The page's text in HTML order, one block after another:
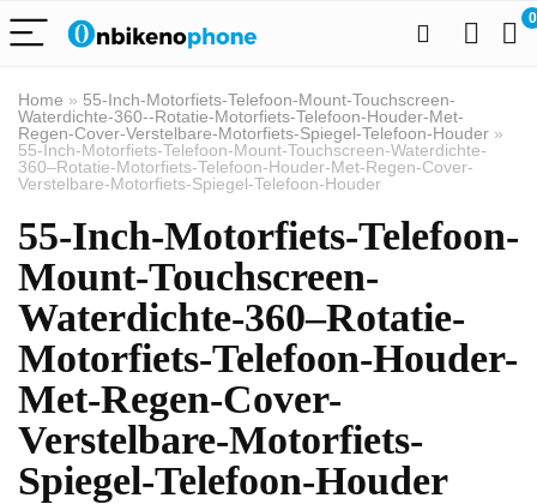
0
Home » 55-Inch-Motorfiets-Telefoon-Mount-Touchscreen-
Waterdichte-360--Rotatie-Motorfiets-Telefoon-Houder-Met-
Regen-Cover-Verstelbare-Motorfiets-Spiegel-Telefoon-Houder »
55-Inch-Motorfiets-Telefoon-Mount-Touchscreen-Waterdichte-
360–Rotatie-Motorfiets-Telefoon-Houder-Met-Regen-Cover-
Verstelbare-Motorfiets-Spiegel-Telefoon-Houder
55-Inch-Motorfiets-Telefoon-
Mount-Touchscreen-
Waterdichte-360–Rotatie-
Motorfiets-Telefoon-Houder-
Met-Regen-Cover-
Verstelbare-Motorfiets-
Spiegel-Telefoon-Houder